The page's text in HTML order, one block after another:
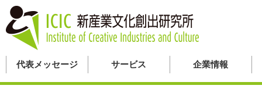
代表メッセージ サービス 企業情報